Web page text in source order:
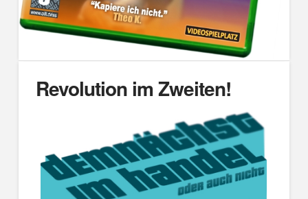
Revolution im Zweiten!